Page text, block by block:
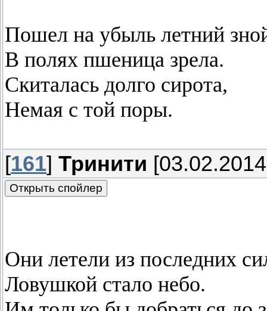
Пошел на убыль летний
В полях пшеница зрела.
Скиталась долго сирота,
Немая с той поры.
[161] Тринити
Они летели из последних
Ловушкой стало небо.